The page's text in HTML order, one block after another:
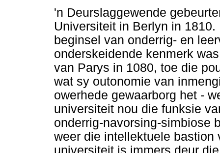
'n Deurslaggewende
Universiteit in Berlyn in
beginsel van onderrig- en
onderskeidende kenmerk
van Parys in 1080, toe die
wat sy outonomie van
owerhede gewaarborg het -
universiteit nou die funksie
onderrig-navorsing-simbiose
weer die intellektuele bastion